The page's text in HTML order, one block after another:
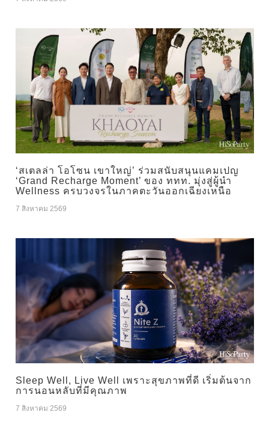
‘สเตลล่า โอโซน เขาใหญ่’ ร่วมสนับสนุนแคมเปญ
‘Grand Recharge Moment’ ของ ททท. มุ่งสู่ผู้นำ
Wellness ครบวงจรในภาคตะวันออกเฉียงเหนือ
7 สิงหาคม 2569
Sleep Well, Live Well เพราะสุขภาพที่ดี เริ่มต้นจาก
การนอนหลับที่มีคุณภาพ
7 สิงหาคม 2569